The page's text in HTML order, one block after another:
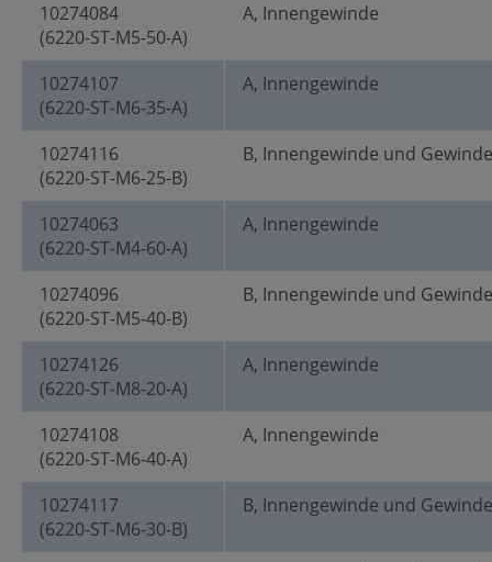
10274084
(6220-ST-M5-50-A)
A, Innengewinde
10274107
(6220-ST-M6-35-A)
A, Innengewinde
10274116
(6220-ST-M6-25-B)
B, Innengewinde und
10274063
(6220-ST-M4-60-A)
A, Innengewinde
10274096
(6220-ST-M5-40-B)
B, Innengewinde und
10274126
(6220-ST-M8-20-A)
A, Innengewinde
10274108
(6220-ST-M6-40-A)
A, Innengewinde
10274117
(6220-ST-M6-30-B)
B, Innengewinde und